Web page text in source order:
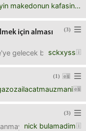
attirmayin makedonun kafasini
(3)
için alması
sckxyss
gelecek bir ay
(1)
gittim. Adamlar
(3)
nick bulamadim
başladım.